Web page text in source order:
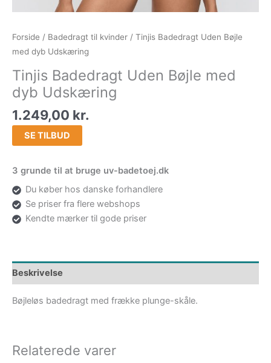
Forside / Badedragt til kvinder / Tinjis Badedragt Uden Bøjle
med dyb Udskæring
Tinjis Badedragt Uden Bøjle med
dyb Udskæring
1.249,00 kr.
SE TILBUD
3 grunde til at bruge uv-badetoej.dk
Du køber hos danske forhandlere
Se priser fra flere webshops
Kendte mærker til gode priser
Beskrivelse
Bøjleløs badedragt med frække plunge-skåle.
Relaterede varer